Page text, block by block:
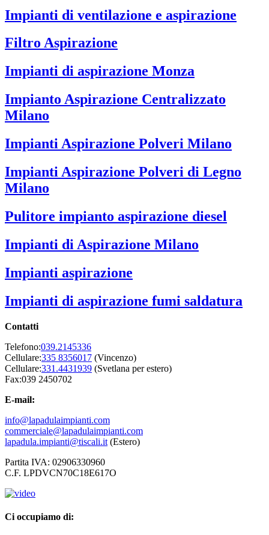
Impianti di ventilazione e aspirazione
Filtro Aspirazione
Impianti di aspirazione Monza
Impianto Aspirazione Centralizzato
Milano
Impianti Aspirazione Polveri Milano
Impianti Aspirazione Polveri di Legno
Milano
Pulitore impianto aspirazione diesel
Impianti di Aspirazione Milano
Impianti aspirazione
Impianti di aspirazione fumi saldatura
Contatti
Telefono:039.2145336
Cellulare:335 8356017 (Vincenzo)
Cellulare:331.4431939 (Svetlana per estero)
Fax:039 2450702
E-mail:
info@lapadulaimpianti.com
commerciale@lapadulaimpianti.com
lapadula.impianti@tiscali.it (Estero)
Partita IVA: 02906330960
C.F. LPDVCN70C18E617O
Ci occupiamo di: